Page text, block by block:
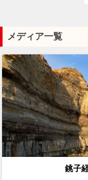
メディア一覧
銚子